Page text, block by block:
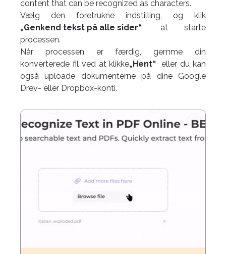
content that can be recognized as characters.
Vælg den foretrukne indstilling, og klik
„Genkend tekst på alle sider“
at starte
processen.
Når processen er færdig, gemme din
konverterede fil ved at klikke„Hent“ eller du kan
også uploade dokumenterne på dine Google
Drev- eller Dropbox-konti.